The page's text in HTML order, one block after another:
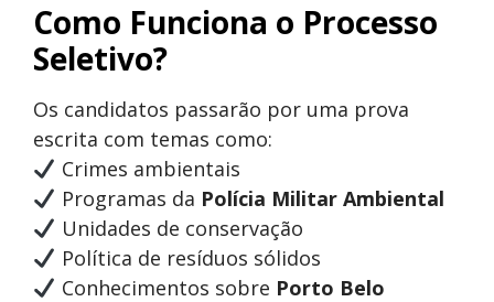
Como Funciona o Processo
Seletivo?
Os candidatos passarão por uma prova
escrita com temas como:
Crimes ambientais
Programas da Polícia Militar Ambiental
Unidades de conservação
Política de resíduos sólidos
Conhecimentos sobre Porto Belo